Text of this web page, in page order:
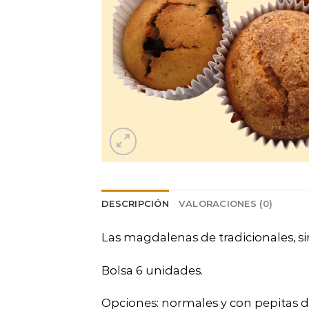
DESCRIPCIÓN VALORACIONES (0)
Las magdalenas de tradicionales,
Bolsa 6 unidades.
Opciones: normales y con pepitas